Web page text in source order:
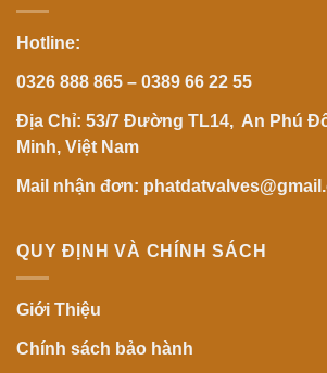
Hotline:
0326 888 865 – 0389 66 22 55
Địa Chỉ: 53/7 Đường TL14, An Phú
Minh, Việt Nam
Mail nhận đơn:
QUY ĐỊNH VÀ CHÍNH SÁCH
Giới Thiệu
Chính sách bảo hành